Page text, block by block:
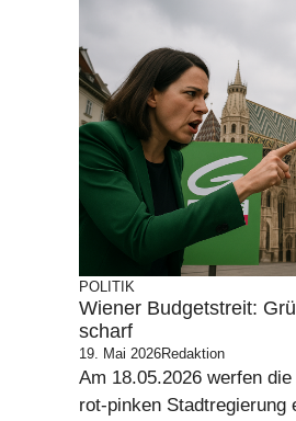
POLITIK
Wiener Budgetstreit:
scharf
19. Mai 2026Redaktion
Am 18.05.2026 werfen
rot‑pinken